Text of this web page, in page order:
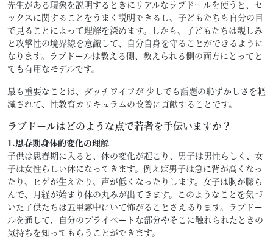
先生がある現象を説明するときにリアルなラブドールを使うと、セ
ックスに関することをうまく説明できるし、子どもたちも自分の目
で見ることによって理解を深めます。しかも、子どもたちは親しみ
と攻撃性の境界線を意識して、自分自身を守ることができるように
なります。ラブドールは教える側、教えられる側の両方にとってと
ても有用なモデルです。
最も重要なことは、ダッチワイフが 少しでも話題の恥ずかしさを軽
減されて、性教育カリキュラムの改善に貢献することです。
ラブドールはどのような点で若者を手伝いますか？
1.思春期身体的変化の理解
子供は思春期に入ると、体の変化が起こり、男子は男性らしく、女
子は女性らしい体になってきます。例えば男子は急に背が高くなっ
たり、ヒゲが生えたり、声が低くなったりします。女子は胸が膨ら
んで、月経が始まり体の丸みが出てきます。このようなことを気づ
いた子供たちは五里霧中にいて怖がることさえあります。ラブドー
ルを通して、自分のプライベートな部分やそこに触れられたときの
気持ちを知ってもらうことができます。